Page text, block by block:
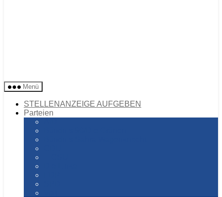
parlamentjobs.de
Menü
STELLENANZEIGE AUFGEBEN
Parteien